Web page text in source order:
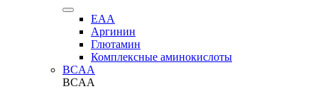
EAA
Аргинин
Глютамин
Комплексные аминокислоты
BCAA
BCAA